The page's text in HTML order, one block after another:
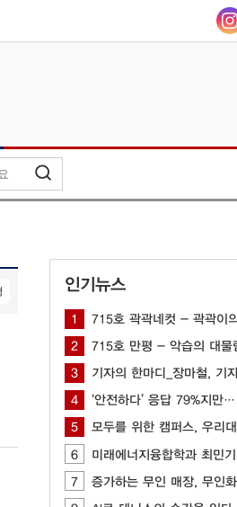
인기뉴스
1 715호 곽곽네컷 - 곽곽이
2 715호 만평 - 악습의 대물
3 기자의 한마디_장마철, 기자
4 ‘안전하다’ 응답 79%지만… 캠퍼스 치
5 모두를 위한 캠퍼스, 우리대학의
6 미래에너지융합학과 최민기 연구팀, AI, CFD 기반
7 증가하는 무인 매장, 무인화되